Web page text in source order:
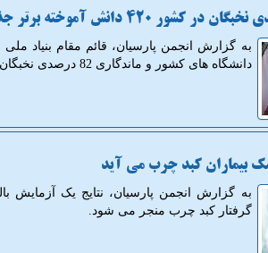
دانشگاه های کشور و ماندگاری 82 درصدی نخبگان آگاهی داد.
بیماران کبد چرب می آید
به گزارش انجمن پارسیان، نتایج یک آزمایش
گرفتار کبد چرب منجر می شود.